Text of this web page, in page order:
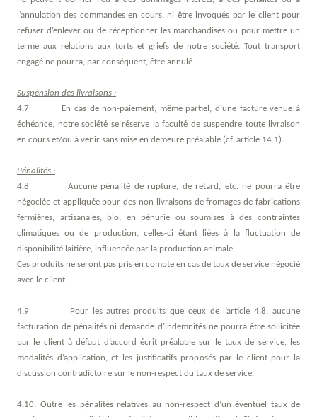
l’annulation des commandes en cours, ni être invoqués par le client pour
refuser d’enlever ou de réceptionner les marchandises ou pour mettre un
terme aux relations aux torts et griefs de notre société. Tout transport
engagé ne pourra, par conséquent, être annulé.
Suspension des livraisons :
4.7 En cas de non-paiement, même partiel, d’une facture venue à
échéance, notre société se réserve la faculté de suspendre toute livraison
en cours et/ou à venir sans mise en demeure préalable (cf. article 14.1).
Pénalités :
4.8 Aucune pénalité de rupture, de retard, etc. ne pourra être
négociée et appliquée pour des non-livraisons de fromages de fabrications
fermières, artisanales, bio, en pénurie ou soumises à des contraintes
climatiques ou de production, celles-ci étant liées à la fluctuation de
disponibilité laitière, influencée par la production animale.
Ces produits ne seront pas pris en compte en cas de taux de service négocié
avec le client.
4.9 Pour les autres produits que ceux de l’article 4.8, aucune
facturation de pénalités ni demande d’indemnités ne pourra être sollicitée
par le client à défaut d’accord écrit préalable sur le taux de service, les
modalités d’application, et les justificatifs proposés par le client pour la
discussion contradictoire sur le non-respect du taux de service.
4.10. Outre les pénalités relatives au non-respect d’un éventuel taux de